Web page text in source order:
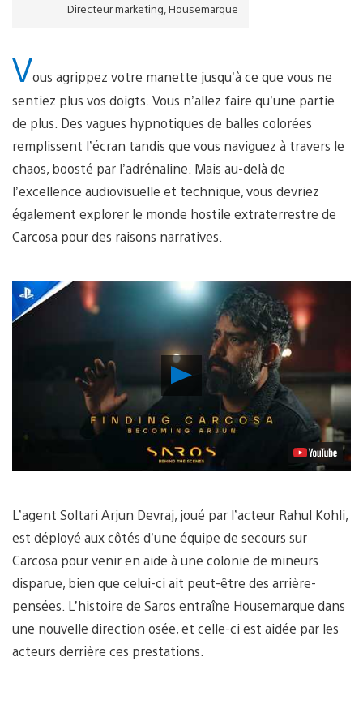
Directeur marketing, Housemarque
Vous agrippez votre manette jusqu’à ce que vous ne
sentiez plus vos doigts. Vous n’allez faire qu’une partie
de plus. Des vagues hypnotiques de balles colorées
remplissent l’écran tandis que vous naviguez à travers le
chaos, boosté par l’adrénaline. Mais au-delà de
l’excellence audiovisuelle et technique, vous devriez
également explorer le monde hostile extraterrestre de
Carcosa pour des raisons narratives.
Lancer
vidéo
L’agent Soltari Arjun Devraj, joué par l’acteur Rahul Kohli,
est déployé aux côtés d’une équipe de secours sur
Carcosa pour venir en aide à une colonie de mineurs
disparue, bien que celui-ci ait peut-être des arrière-
pensées. L’histoire de Saros entraîne Housemarque dans
une nouvelle direction osée, et celle-ci est aidée par les
acteurs derrière ces prestations.